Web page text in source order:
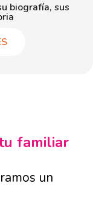
biografía, sus
familiar
un